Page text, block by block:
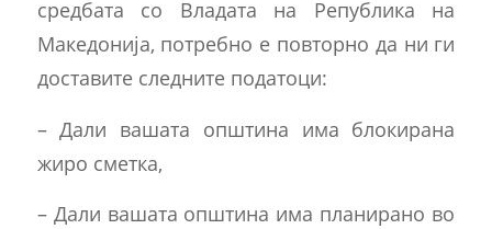
средбата со Владата на Република на
Македонија, потребно е повторно да ни ги
доставите следните податоци:
– Дали вашата општина има блокирана
жиро сметка,
– Дали вашата општина има планирано во